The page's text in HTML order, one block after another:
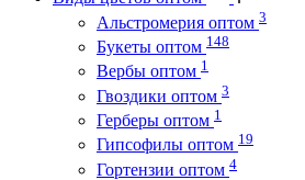
Альстромерия оптом 3
Букеты оптом 148
Вербы оптом 1
Гвоздики оптом 3
Герберы оптом 1
Гипсофилы оптом 19
Гортензии оптом 4